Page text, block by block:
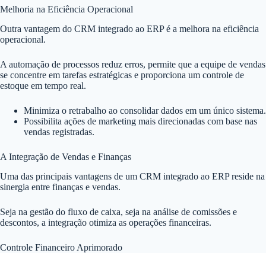
Melhoria na Eficiência Operacional
Outra vantagem do CRM integrado ao ERP é a melhora na eficiência
operacional.
A automação de processos reduz erros, permite que a equipe de vendas
se concentre em tarefas estratégicas e proporciona um controle de
estoque em tempo real.
Minimiza o retrabalho ao consolidar dados em um único sistema.
Possibilita ações de marketing mais direcionadas com base nas
vendas registradas.
A Integração de Vendas e Finanças
Uma das principais vantagens de um CRM integrado ao ERP reside na
sinergia entre finanças e vendas.
Seja na gestão do fluxo de caixa, seja na análise de comissões e
descontos, a integração otimiza as operações financeiras.
Controle Financeiro Aprimorado